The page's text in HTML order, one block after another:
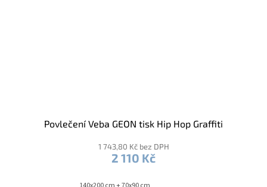
Povlečení Veba GEON tisk Hip Hop Graffiti
1 743,80 Kč bez DPH
2 110 Kč